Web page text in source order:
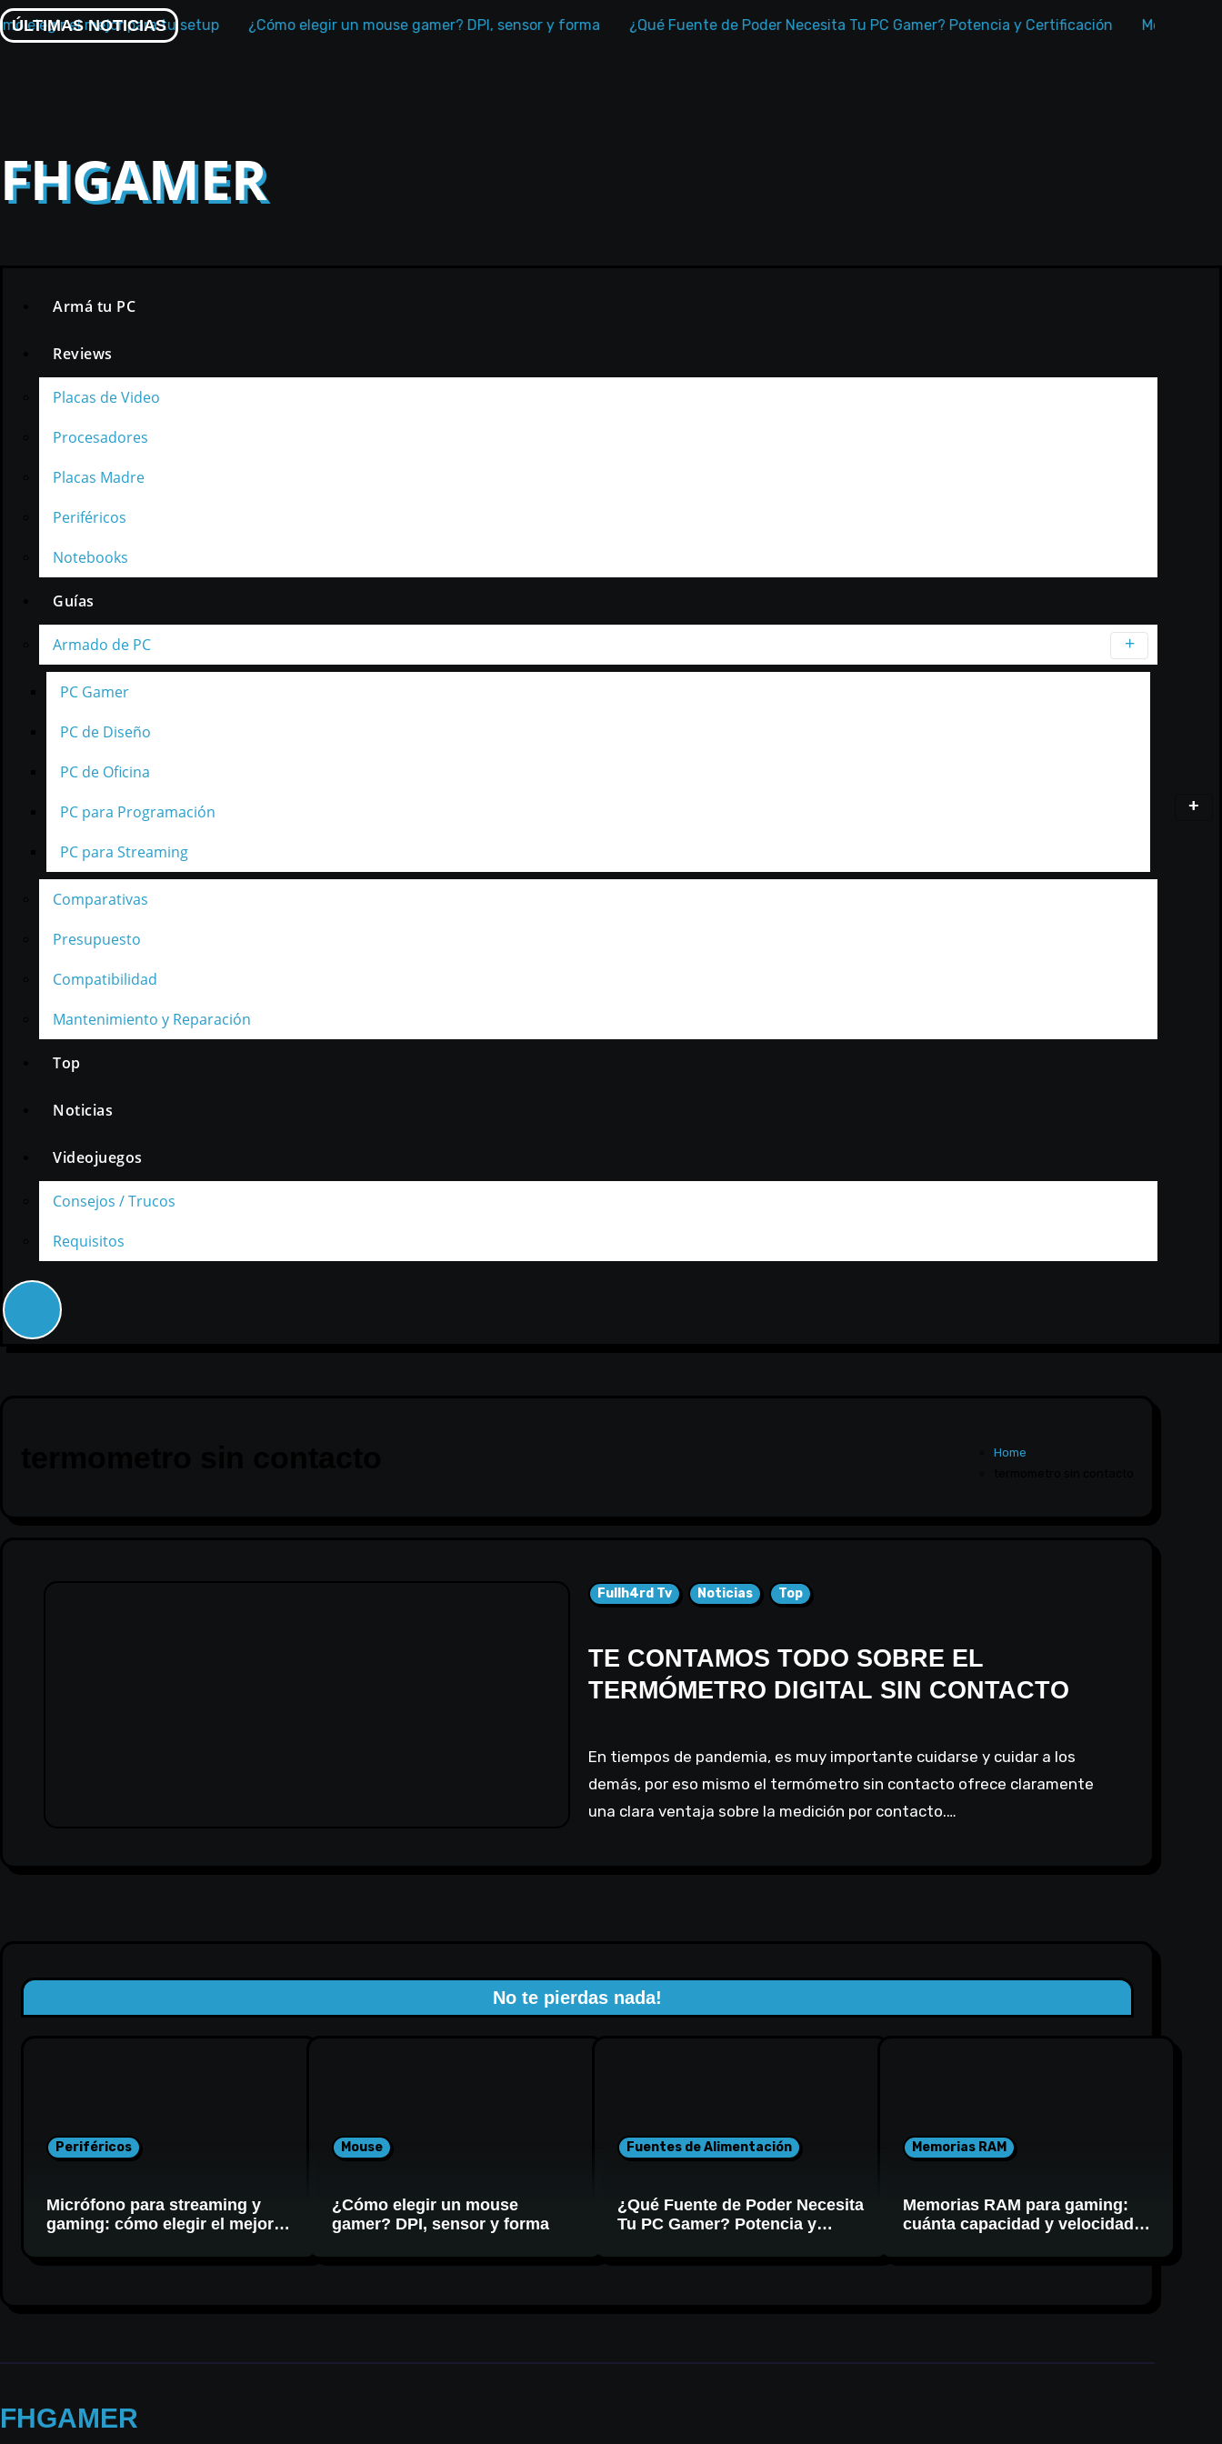
Skip
to
ÚLTIMAS NOTICIAS
el mejor para tu setup ¿Cómo elegir un mouse gamer? DPI, sensor y forma ¿Qué Fuente de Poder Necesita Tu PC Gamer? Potencia y Certificación Memorias RAM
FHGAMER
Armá tu PC
Reviews
Placas de Video
Procesadores
Placas Madre
Periféricos
Notebooks
Guías
Armado de PC
PC Gamer
PC de Diseño
PC de Oficina
PC para Programación
PC para Streaming
Comparativas
Presupuesto
Compatibilidad
Mantenimiento y Reparación
Top
Noticias
Videojuegos
Consejos / Trucos
Requisitos
Home
Fullh4rd Tv Noticias Top
TE CONTAMOS TODO SOBRE EL
TERMÓMETRO DIGITAL SIN CONTACTO
En tiempos de pandemia, es muy importante cuidarse y cuidar a los
demás, por eso mismo el termómetro sin contacto ofrece claramente
una clara ventaja sobre la medición por contacto.…
No te pierdas nada!
Periféricos
Micrófono para streaming y
gaming: cómo elegir el mejor
Mouse
¿Cómo elegir un mouse
gamer? DPI, sensor y forma
Fuentes de Alimentación
¿Qué Fuente de Poder Necesita
Tu PC Gamer? Potencia y
Memorias RAM
Memorias RAM para gaming:
cuánta capacidad y velocidad
FHGAMER